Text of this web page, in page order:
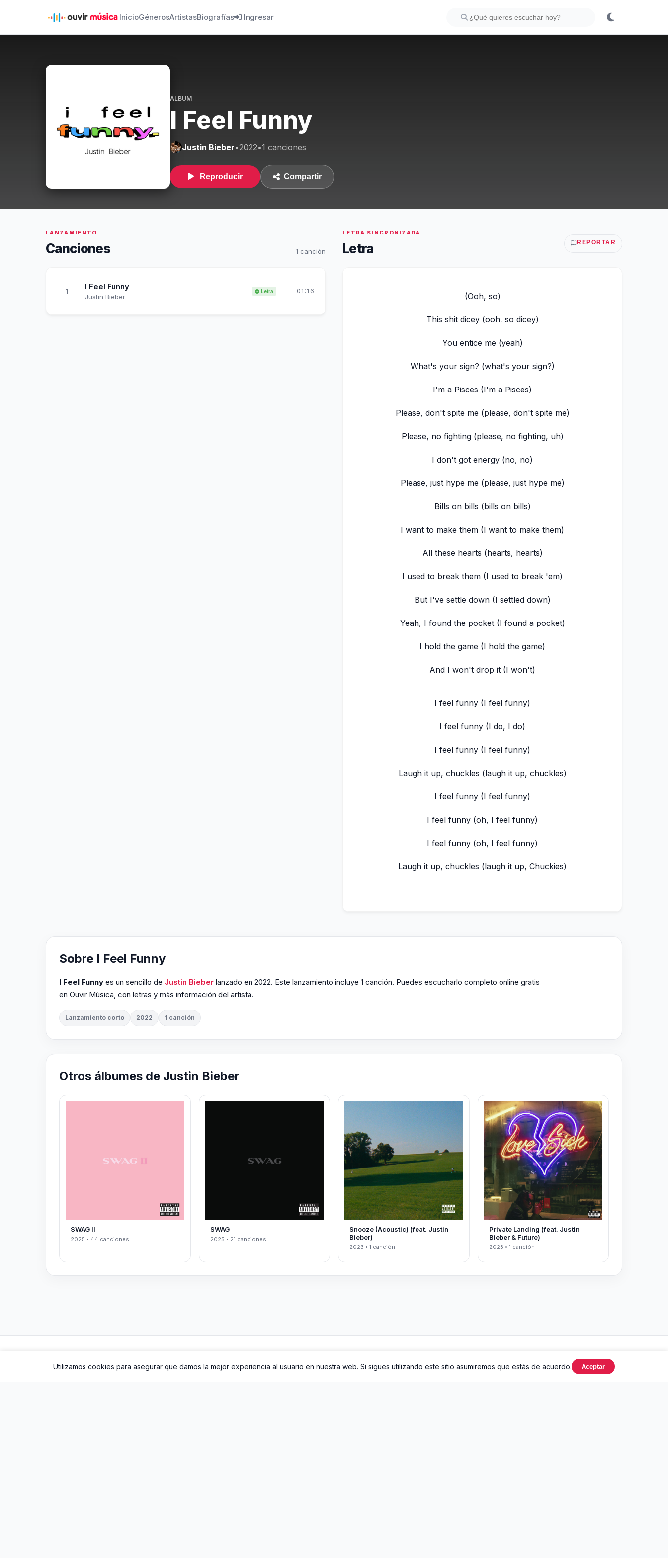
InicioGénerosArtistasBiografías Ingresar
ÁLBUM
I Feel Funny
Justin Bieber•2022•1 canciones
Reproducir Compartir
LANZAMIENTO
Canciones 1 canción
1
I Feel Funny
Justin Bieber
Letra 01:16
LETRA SINCRONIZADA
Letra REPORTAR
(Ooh, so)
This shit dicey (ooh, so dicey)
You entice me (yeah)
What's your sign? (what's your sign?)
I'm a Pisces (I'm a Pisces)
Please, don't spite me (please, don't spite me)
Please, no fighting (please, no fighting, uh)
I don't got energy (no, no)
Please, just hype me (please, just hype me)
Bills on bills (bills on bills)
I want to make them (I want to make them)
All these hearts (hearts, hearts)
I used to break them (I usеd to break 'em)
But I've sеttle down (I settled down)
Yeah, I found the pocket (I found a pocket)
I hold the game (I hold the game)
And I won't drop it (I won't)
I feel funny (I feel funny)
I feel funny (I do, I do)
I feel funny (I feel funny)
Laugh it up, chuckles (laugh it up, chuckles)
I feel funny (I feel funny)
I feel funny (oh, I feel funny)
I feel funny (oh, I feel funny)
Laugh it up, chuckles (laugh it up, Chuckies)
Sobre I Feel Funny
I Feel Funny es un sencillo de Justin Bieber lanzado en 2022. Este lanzamiento incluye 1 canción. Puedes escucharlo completo online gratis
en Ouvir Música, con letras y más información del artista.
Lanzamiento corto 2022 1 canción
Otros álbumes de Justin Bieber
SWAG II
2025 • 44 canciones
SWAG
2025 • 21 canciones
Snooze (Acoustic) (feat. Justin
Bieber)
2023 • 1 canción
Private Landing (feat. Justin
Bieber & Future)
2023 • 1 canción
Utilizamos cookies para asegurar que damos la mejor experiencia al usuario en nuestra web. Si sigues utilizando este sitio asumiremos que estás de acuerdo. Aceptar